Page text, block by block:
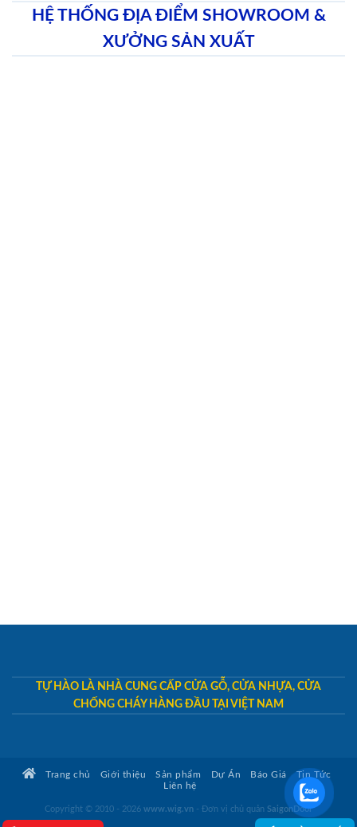
HỆ THỐNG ĐỊA ĐIỂM SHOWROOM &
XƯỞNG SẢN XUẤT
TỰ HÀO LÀ NHÀ CUNG CẤP CỬA GỖ, CỬA NHỰA, CỬA
CHỐNG CHÁY HÀNG ĐẦU TẠI VIỆT NAM
Trang chủ Giới thiệu Sản phẩm Dự Án Báo Giá
Tin Tức
Liên hệ
Copyright © 2010 - 2026 www.wig.vn - Đơn vị chủ quản SaigonDoor